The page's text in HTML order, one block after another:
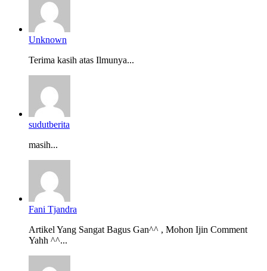
Unknown
Terima kasih atas Ilmunya...
sudutberita
masih...
Fani Tjandra
Artikel Yang Sangat Bagus Gan^^ , Mohon Ijin Comment
Yahh ^^...